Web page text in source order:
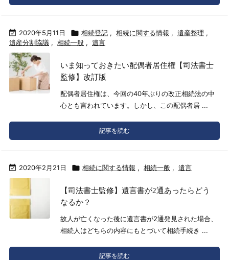
 2020年5月11日  相続登記 , 相続に関する情報 , 遺産整理 ,
遺産分割協議 , 相続一般 , 遺言
いま知っておきたい配偶者居住権【司法書士
監修】改訂版
配偶者居住権は、今回の40年ぶりの改正相続法の中
心とも言われています。しかし、この配偶者居 ...
記事を読む
 2020年2月21日  相続に関する情報 , 相続一般 , 遺言
【司法書士監修】遺言書が2通あったらどう
なるか？
故人が亡くなった後に遺言書が2通発見された場合、
相続人はどちらの内容にもとづいて相続手続き ...
記事を読む